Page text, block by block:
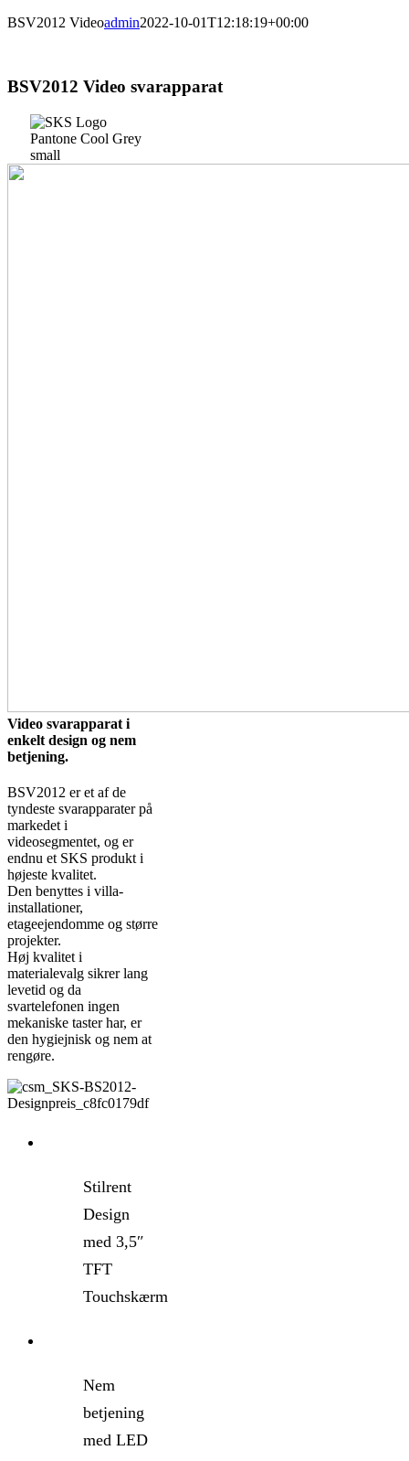
BSV2012 Videoadmin2022-10-01T12:18:19+00:00
BSV2012 Video svarapparat
Video svarapparat i
enkelt design og nem
betjening.
BSV2012 er et af de
tyndeste svarapparater på
markedet i
videosegmentet, og er
endnu et SKS produkt i
højeste kvalitet.
Den benyttes i villa-
installationer,
etageejendomme og større
projekter.
Høj kvalitet i
materialevalg sikrer lang
levetid og da
svartelefonen ingen
mekaniske taster har, er
den hygiejnisk og nem at
rengøre.
Stilrent
Design
med 3,5″
TFT
Touchskærm
Nem
betjening
med LED